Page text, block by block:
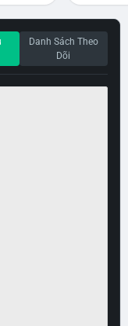
Danh Sách Theo
Dõi